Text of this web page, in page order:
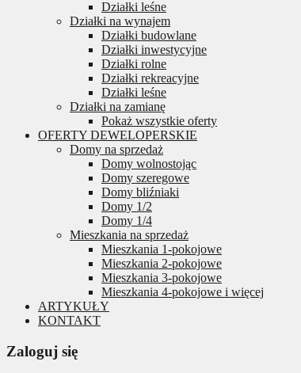
Działki leśne
Działki na wynajem
Działki budowlane
Działki inwestycyjne
Działki rolne
Działki rekreacyjne
Działki leśne
Działki na zamianę
Pokaż wszystkie oferty
OFERTY DEWELOPERSKIE
Domy na sprzedaż
Domy wolnostojąc
Domy szeregowe
Domy bliźniaki
Domy 1/2
Domy 1/4
Mieszkania na sprzedaż
Mieszkania 1-pokojowe
Mieszkania 2-pokojowe
Mieszkania 3-pokojowe
Mieszkania 4-pokojowe i więcej
ARTYKUŁY
KONTAKT
Zaloguj się